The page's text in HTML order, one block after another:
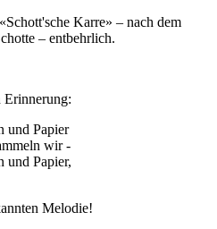
Schott'sche Karre
– nach dem
– entbehrlich.
Erinnerung:
und Papier
wir -
und Papier,
Melodie!